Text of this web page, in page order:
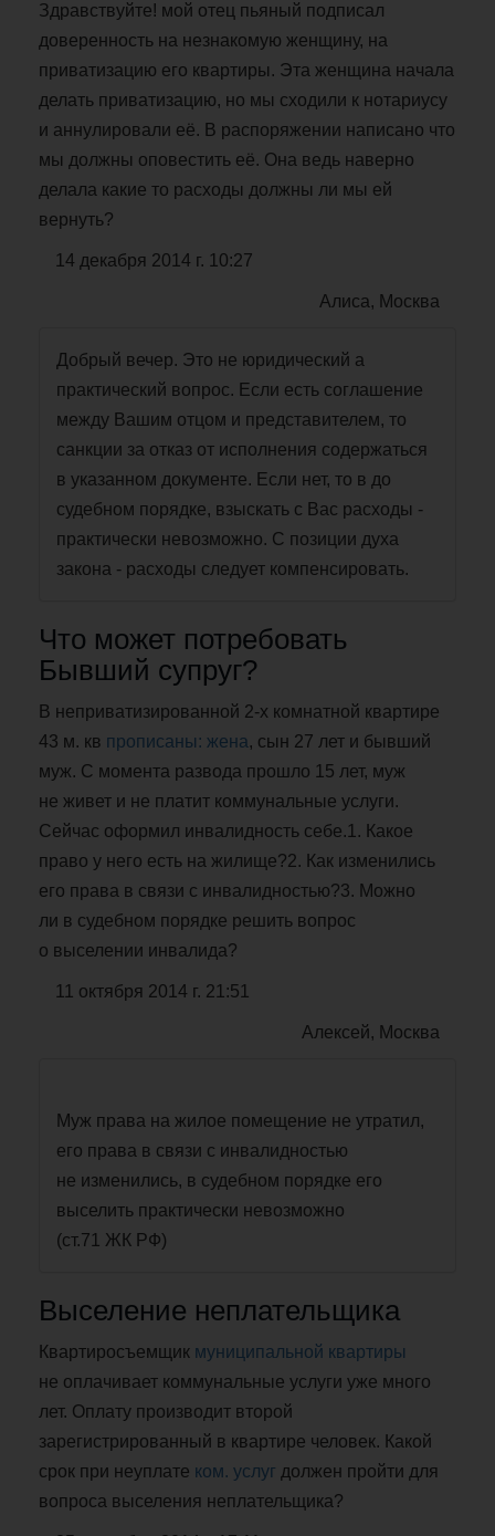
Здравствуйте! мой отец пьяный подписал
доверенность на незнакомую женщину, на
приватизацию его квартиры. Эта женщина начала
делать приватизацию, но мы сходили к нотариусу
и аннулировали её. В распоряжении написано что
мы должны оповестить её. Она ведь наверно
делала какие то расходы должны ли мы ей
вернуть?
14 декабря 2014 г. 10:27
Алиса, Москва
Добрый вечер. Это не юридический а
практический вопрос. Если есть соглашение
между Вашим отцом и представителем, то
санкции за отказ от исполнения содержаться
в указанном документе. Если нет, то в до
судебном порядке, взыскать с Вас расходы -
практически невозможно. С позиции духа
закона - расходы следует компенсировать.
Что может потребовать
Бывший супруг?
В неприватизированной 2-х комнатной квартире
43 м. кв прописаны: жена, сын 27 лет и бывший
муж. С момента развода прошло 15 лет, муж
не живет и не платит коммунальные услуги.
Сейчас оформил инвалидность себе.1. Какое
право у него есть на жилище?2. Как изменились
его права в связи с инвалидностью?3. Можно
ли в судебном порядке решить вопрос
о выселении инвалида?
11 октября 2014 г. 21:51
Алексей, Москва
Муж права на жилое помещение не утратил,
его права в связи с инвалидностью
не изменились, в судебном порядке его
выселить практически невозможно
(ст.71 ЖК РФ)
Выселение неплательщика
Квартиросъемщик муниципальной квартиры
не оплачивает коммунальные услуги уже много
лет. Оплату производит второй
зарегистрированный в квартире человек. Какой
срок при неуплате ком. услуг должен пройти для
вопроса выселения неплательщика?